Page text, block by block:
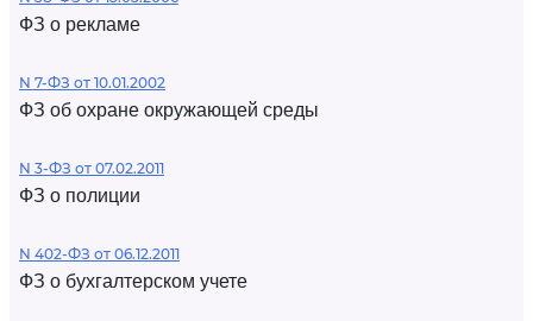
ФЗ о рекламе
N 7-ФЗ от 10.01.2002
ФЗ об охране окружающей среды
N 3-ФЗ от 07.02.2011
ФЗ о полиции
N 402-ФЗ от 06.12.2011
ФЗ о бухгалтерском учете